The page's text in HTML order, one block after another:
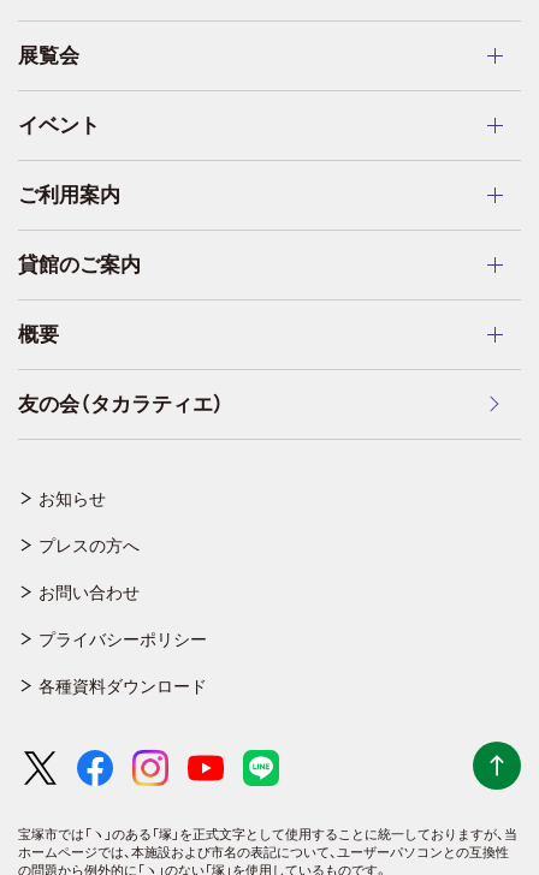
お知らせ
プレスの方へ
お問い合わせ
プライバシーポリシー
各種資料ダウンロード
展覧会
イベント
ご利用案内
貸館のご案内
概要
友の会（タカラティエ）
宝塚市では「ヽ」のある「塚」を正式文字として使用することに統一しておりますが、 当
ホームページでは、本施設および市名の表記について、ユーザーパソコンとの互換性
の問題から例外的に「ヽ」のない「塚」を使用しているものです。